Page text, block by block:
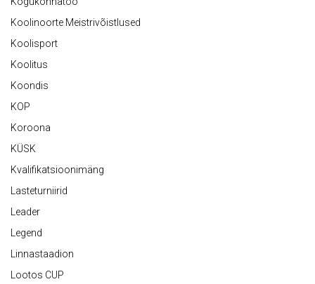
Koolinoorte Meistrivõistlused
Koolisport
Koolitus
Koondis
KOP
Koroona
KÜSK
Kvalifikatsioonimäng
Lasteturniirid
Leader
Legend
Linnastaadion
Lootos CUP